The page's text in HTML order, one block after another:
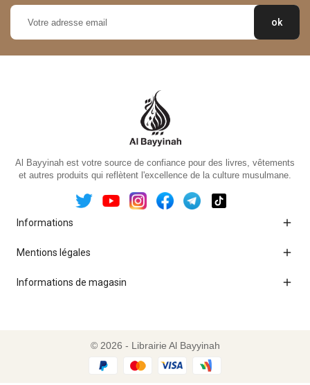
Al Bayyinah est votre source de confiance pour des livres, vêtements
et autres produits qui reflètent l'excellence de la culture musulmane.
Informations 
Mentions légales 
Informations de magasin 
© 2026 - Librairie Al Bayyinah